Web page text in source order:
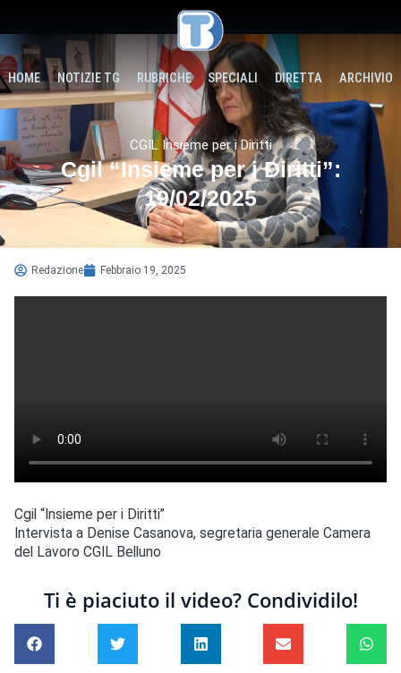
HOME NOTIZIE TG RUBRICHE SPECIALI DIRETTA ARCHIVIO
CGIL Insieme per i Diritti
Cgil “Insieme per i Diritti”:
19/02/2025
Redazione Febbraio 19, 2025
Cgil “Insieme per i Diritti”
Intervista a Denise Casanova, segretaria generale Camera
del Lavoro CGIL Belluno
Ti è piaciuto il video? Condividilo!